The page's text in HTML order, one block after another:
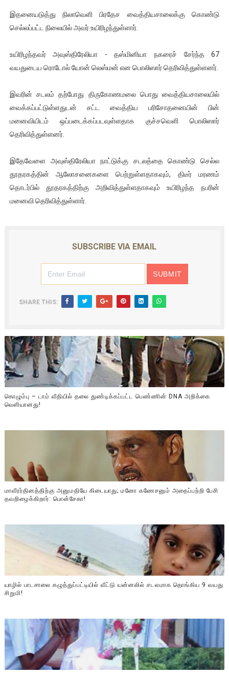
ஐ.நா முன்றலில் சீரற்ற காலநிலையிலும் தமிழின அழிப்பிற்கு
ஜனாதிபதி ஐக்கிய நாடுகளின் பொதுச் சபை கூட்டத்தில் இன்று
வலிமை தான் அஜித் திரைப்பயணத்திலே அதிக காலெக்ஷன் செய்த
இதனையடுத்து நிலாவெளி பிரதேச வைத்தியசாலைக்கு கொண்டு
செல்லப்பட்ட நிலையில் அவர் உயிரிழந்துள்ளார்.
உயிரிழந்தவர் அவுஸ்திரேலியா - தஸ்மினியா நகரைச் சேர்ந்த 67
வயதுடைய ரொடோல் யோன் லெஸ்மன் என பொலிஸார் தெரிவித்துள்ளனர்.
இவரின் சடலம் தற்போது திருகோணமலை பொது வைத்தியசாலையில்
வைக்கப்பட்டுள்ளதுடன் சட்ட வைத்திய பரிசோதனையின் பின்
மனைவியிடம் ஒப்படைக்கப்படவுள்ளதாக குச்சவெளி பொலிஸார்
தெரிவித்துள்ளனர்.
இதேவேளை அவுஸ்திரேலியா நாட்டுக்கு சடலத்தை கொண்டு செல்ல
தூதரகத்தின் ஆலோசனைகளை பெற்றுள்ளதாகவும், திடீர் மரணம்
தொடர்பில் தூதரகத்திற்கு அறிவித்துள்ளதாகவும் உயிரிழந்த நபரின்
மனைவி தெரிவித்துள்ளார்.
SUBSCRIBE VIA EMAIL
SHARE THIS:
கொழும்பு – டாம் வீதியில் தலை துண்டிக்கப்பட்ட பெண்ணின் DNA அறிக்கை
வௌியானது!
மாவீரர்தினத்திற்கு அனுமதியே கிடையாது; மனோ கணேசனும் அதைப்பற்றி பேசி
தவறிழைக்கிறார்: பொன்சேகா!
யாழில் பாடசாலை கழுத்துப்பட்டியில் வீட்டு யன்னலில் சடலமாக தொங்கிய 9 வயது
சிறுமி!